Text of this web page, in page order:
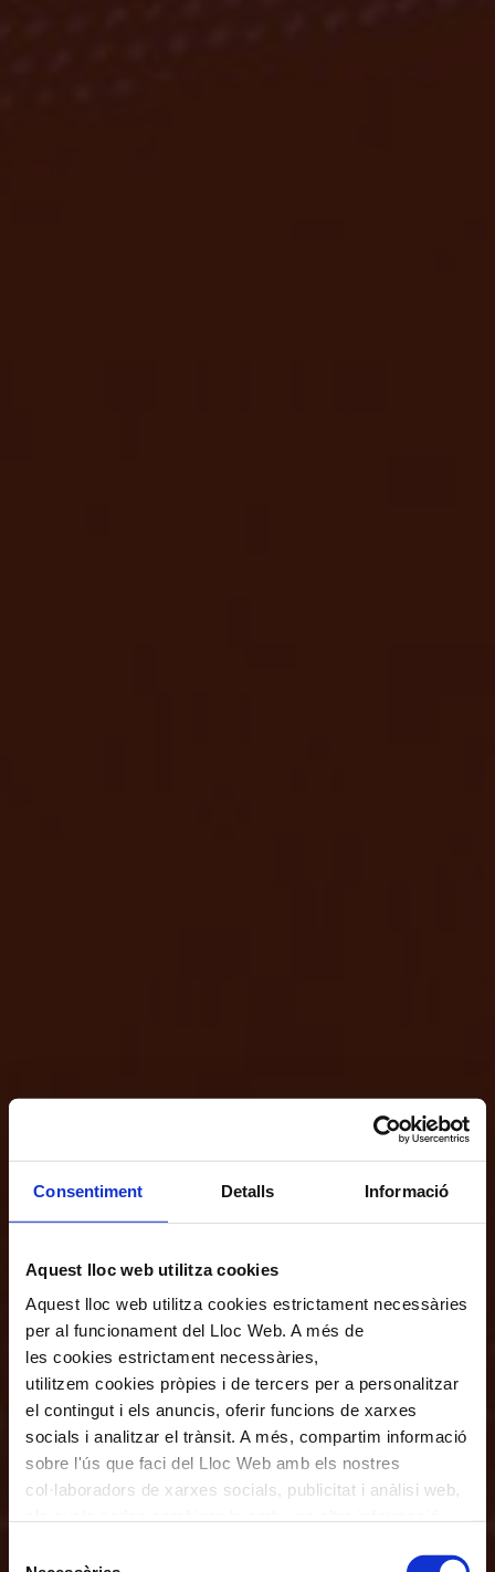
Consentiment Detalls Informació
Aquest lloc web utilitza cookies
Aquest lloc web utilitza cookies estrictament necessàries
per al funcionament del Lloc Web. A més de
les cookies estrictament necessàries,
utilitzem cookies pròpies i de tercers per a personalitzar
el contingut i els anuncis, oferir funcions de xarxes
socials i analitzar el trànsit. A més, compartim informació
sobre l'ús que faci del Lloc Web amb els nostres
col·laboradors de xarxes socials, publicitat i anàlisi web,